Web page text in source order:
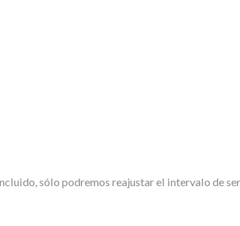
sólo podremos reajustar el intervalo de